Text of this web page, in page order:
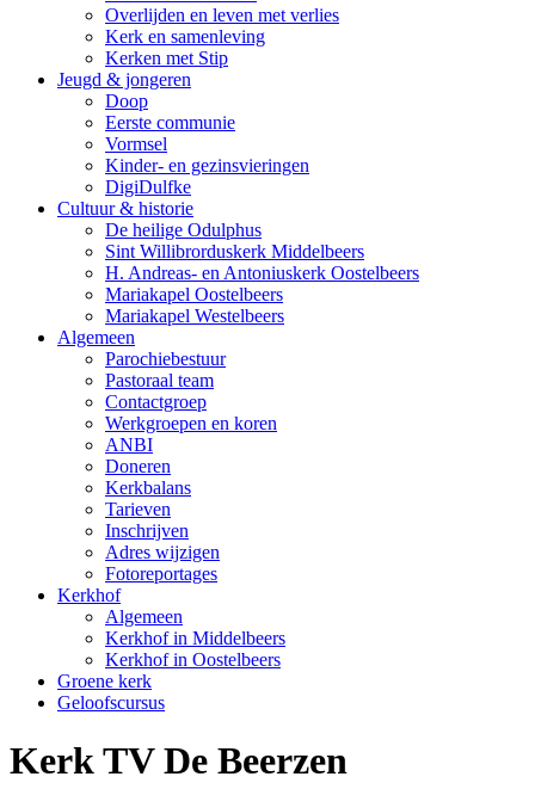
Overlijden en leven met verlies
Kerk en samenleving
Kerken met Stip
Jeugd & jongeren
Doop
Eerste communie
Vormsel
Kinder- en gezinsvieringen
DigiDulfke
Cultuur & historie
De heilige Odulphus
Sint Willibrorduskerk Middelbeers
H. Andreas- en Antoniuskerk Oostelbeers
Mariakapel Oostelbeers
Mariakapel Westelbeers
Algemeen
Parochiebestuur
Pastoraal team
Contactgroep
Werkgroepen en koren
ANBI
Doneren
Kerkbalans
Tarieven
Inschrijven
Adres wijzigen
Fotoreportages
Kerkhof
Algemeen
Kerkhof in Middelbeers
Kerkhof in Oostelbeers
Groene kerk
Geloofscursus
Kerk TV De Beerzen